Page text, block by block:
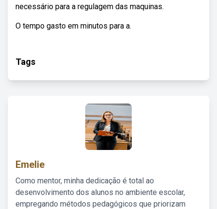
necessário para a regulagem das maquinas.
O tempo gasto em minutos para a.
Tags
Emelie
Como mentor, minha dedicação é total ao
desenvolvimento dos alunos no ambiente escolar,
empregando métodos pedagógicos que priorizam